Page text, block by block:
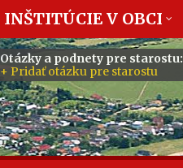
INŠTITÚCIE V OBCI
Otázky a podnety pre starostu:
+ Pridať otázku pre starostu